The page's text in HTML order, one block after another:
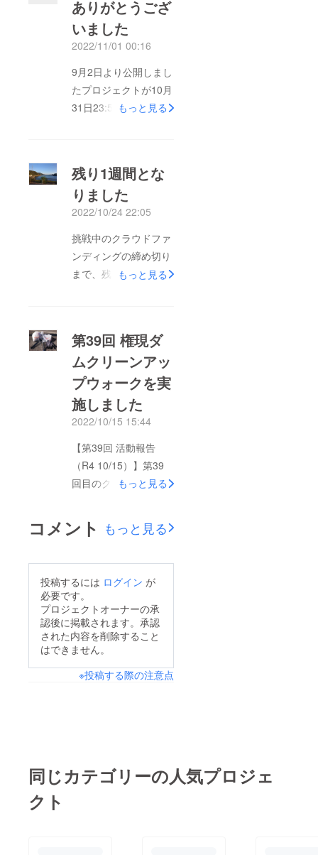
ありがとうござ
いました
2022/11/01 00:16
9月2日より公開しまし
たプロジェクトが10月
31日23:59をもちまし
した。公開から今日ま
で、さまざまな形でご
支援いただきましたす
べての皆さまに感謝申
し上げます。今回のク
ラウドファンディング
への挑戦は、啓発資材
と自体で、この活動の
ことを多くの皆さまに
知っていただくことが
出来ました。このこと
は、目標達成とは別で
大きな意義があったと
感じています。これか
らも月1回の活動では
ありますが、仲間と一
本当にありがとうござ
CleanUpProject代表
笠井俊吾
もっと見る
残り1週間とな
りました
2022/10/24 22:05
挑戦中のクラウドファ
ンディングの締め切り
まで、残り7日となり
標金額達成までには、
またまだご支援が必要
な状況です少しずつ活
動メンバーが増えてく
るなか、活動ビブスを
間を募るためにフライ
ヤーの作成を予定して
います活動の輪が拡
現ダムの湖面利用な
ど、賑わいづくりにも
な、と考えていますぜ
ひ、皆さまのご支援を
よろしくお願いいたし
ます
もっと見る
第39回 権現ダ
ムクリーンアッ
プウォークを実
施しました
2022/10/15 15:44
【第39回 活動報告
（R4 10/15）】第39
回目のクリーンアップ
とした空気が心地よ
く、秋晴れのなか4名
陽がかかり、ダイヤモ
ンド富士のような景色
もみることが出来まし
た今月の活動では珍
率が高かったですさ
トボトルがたくさん
入ったごみ袋が3つ
もっと見る
コメント もっと見る
投稿するには ログイン が
必要です。
プロジェクトオーナーの承
認後に掲載されます。承認
された内容を削除すること
はできません。
※投稿する際の注意点
同じカテゴリーの人気プロジェ
クト